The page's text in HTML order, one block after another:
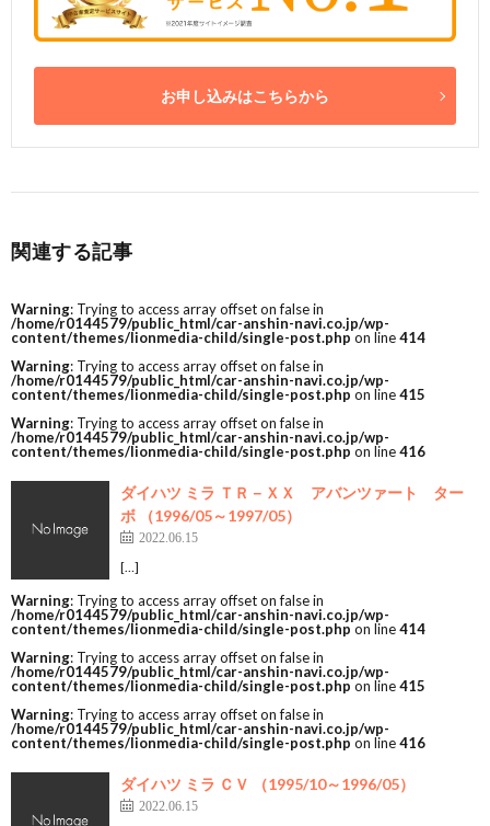
お申し込みはこちらから
関連する記事
Warning: Trying to access array offset on false in
/home/r0144579/public_html/car-anshin-navi.co.jp/wp-
content/themes/lionmedia-child/single-post.php on line414
Warning: Trying to access array offset on false in
/home/r0144579/public_html/car-anshin-navi.co.jp/wp-
content/themes/lionmedia-child/single-post.php on line415
Warning: Trying to access array offset on false in
/home/r0144579/public_html/car-anshin-navi.co.jp/wp-
content/themes/lionmedia-child/single-post.php on line416
ダイハツ ミラ ＴＲ－ＸＸ アバンツァート ター
ボ （1996/05～1997/05）
2022.06.15
[…]
Warning: Trying to access array offset on false in
/home/r0144579/public_html/car-anshin-navi.co.jp/wp-
content/themes/lionmedia-child/single-post.php on line414
Warning: Trying to access array offset on false in
/home/r0144579/public_html/car-anshin-navi.co.jp/wp-
content/themes/lionmedia-child/single-post.php on line415
Warning: Trying to access array offset on false in
/home/r0144579/public_html/car-anshin-navi.co.jp/wp-
content/themes/lionmedia-child/single-post.php on line416
ダイハツ ミラ ＣＶ （1995/10～1996/05）
2022.06.15